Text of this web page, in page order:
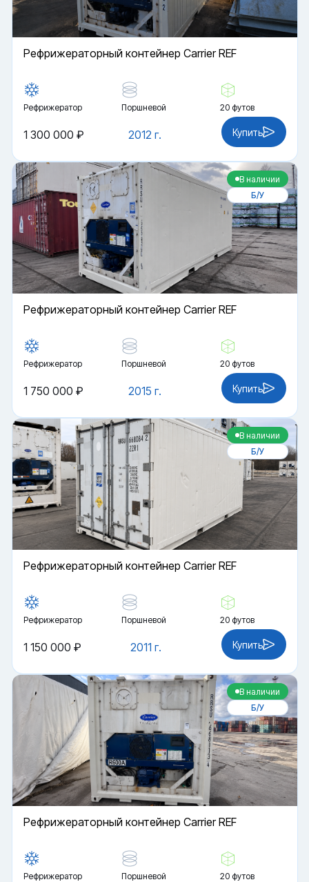
Рефрижераторный контейнер Carrier REF
Рефрижератор Поршневой 20 футов
2012 г.
1 300 000 ₽ Купить
В наличии
Б/У
Рефрижераторный контейнер Carrier REF
Рефрижератор Поршневой 20 футов
2015 г.
1 750 000 ₽ Купить
В наличии
Б/У
Рефрижераторный контейнер Carrier REF
Рефрижератор Поршневой 20 футов
2011 г.
1 150 000 ₽ Купить
В наличии
Б/У
Рефрижераторный контейнер Carrier REF
Рефрижератор Поршневой 20 футов